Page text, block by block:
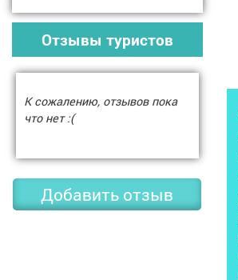
Отзывы туристов
К сожалению, отзывов пока
что нет :(
Добавить отзыв